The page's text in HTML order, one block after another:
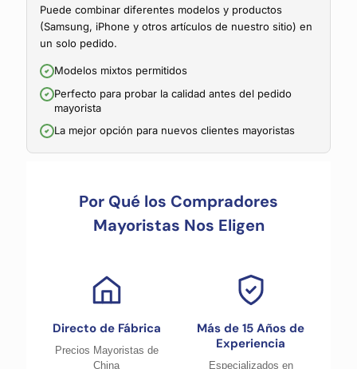
Puede combinar diferentes modelos y productos
(Samsung, iPhone y otros artículos de nuestro sitio) en
un solo pedido.
Modelos mixtos permitidos
Perfecto para probar la calidad antes del pedido
mayorista
La mejor opción para nuevos clientes mayoristas
Por Qué los Compradores
Mayoristas Nos Eligen
Directo de Fábrica
Precios Mayoristas de
China
Más de 15 Años de
Experiencia
Especializados en